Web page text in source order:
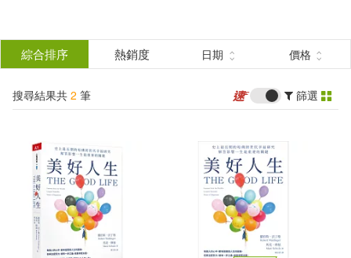
結
分類 (單選)
所有商品(2) 圖書(1)
電子書(1)
作者 (可複選)
綜合排序 熱銷度 日期 價格
搜尋結果共 2 筆 篩選